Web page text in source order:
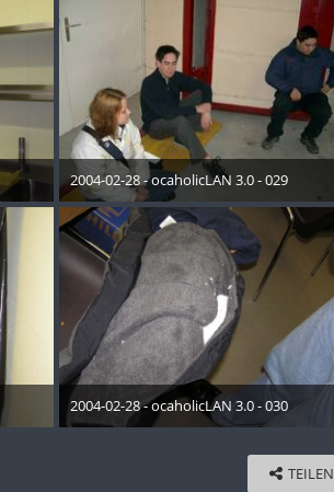
2004-02-28 - ocaholicLAN 3.0 - 029
19. Mai 2015
2004-02-28 - ocaholicLAN 3.0 - 030
19. Mai 2015
TEILEN